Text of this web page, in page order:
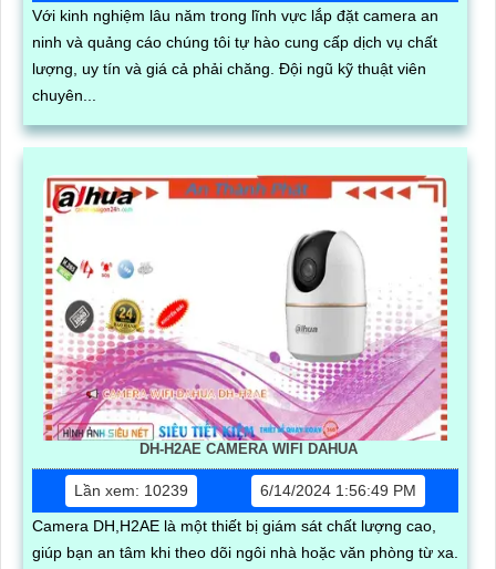
Với kinh nghiệm lâu năm trong lĩnh vực lắp đặt camera an
ninh và quảng cáo chúng tôi tự hào cung cấp dịch vụ chất
lượng, uy tín và giá cả phải chăng. Đội ngũ kỹ thuật viên
chuyên...
DH-H2AE CAMERA WIFI DAHUA
Lần xem: 10239
6/14/2024 1:56:49 PM
Camera DH,H2AE là một thiết bị giám sát chất lượng cao,
giúp bạn an tâm khi theo dõi ngôi nhà hoặc văn phòng từ xa.